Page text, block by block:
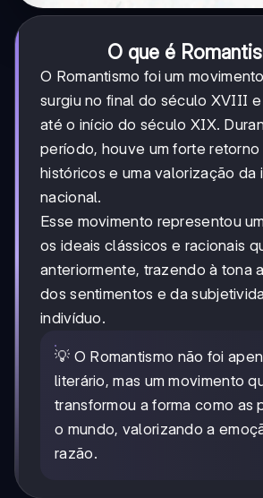
O que é
O Romantismo foi um
surgiu no final do século XVIII
até o início do século XIX.
período, houve um forte
históricos e uma valorização da
nacional.
Esse movimento representou
os ideais clássicos e racionais
anteriormente, trazendo à tona
dos sentimentos e da
indivíduo.
💡 O Romantismo não foi
literário, mas um movimento
transformou a forma como as
o mundo, valorizando a
razão.